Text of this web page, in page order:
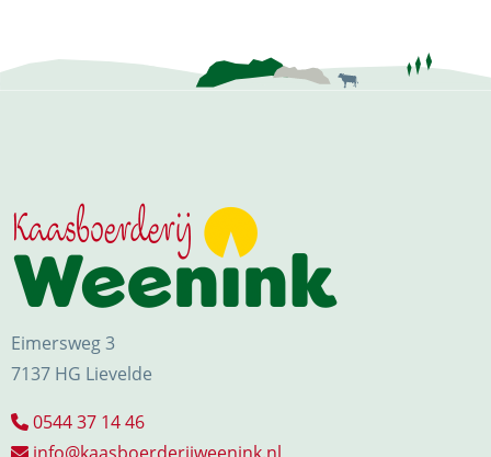
Eimersweg 3
7137 HG Lievelde
0544 37 14 46
info@kaasboerderijweenink.nl